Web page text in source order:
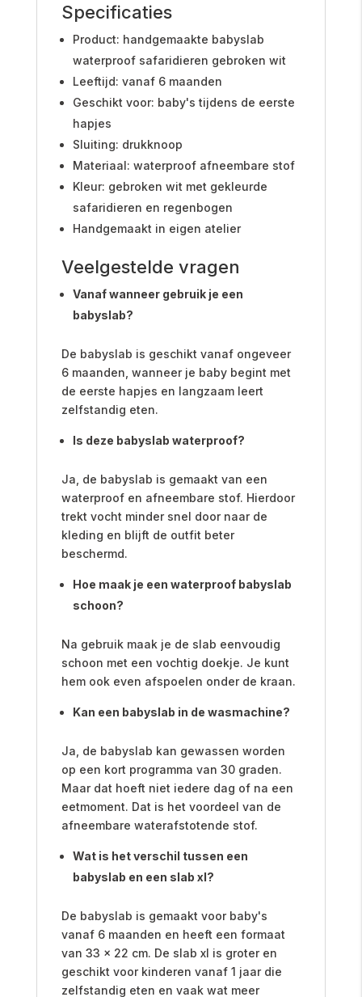
Specificaties
Product: handgemaakte babyslab
waterproof safaridieren gebroken wit
Leeftijd: vanaf 6 maanden
Geschikt voor: baby's tijdens de eerste
hapjes
Sluiting: drukknoop
Materiaal: waterproof afneembare stof
Kleur: gebroken wit met gekleurde
safaridieren en regenbogen
Handgemaakt in eigen atelier
Veelgestelde vragen
Vanaf wanneer gebruik je een
babyslab?
De babyslab is geschikt vanaf ongeveer
6 maanden, wanneer je baby begint met
de eerste hapjes en langzaam leert
zelfstandig eten.
Is deze babyslab waterproof?
Ja, de babyslab is gemaakt van een
waterproof en afneembare stof. Hierdoor
trekt vocht minder snel door naar de
kleding en blijft de outfit beter
beschermd.
Hoe maak je een waterproof babyslab
schoon?
Na gebruik maak je de slab eenvoudig
schoon met een vochtig doekje. Je kunt
hem ook even afspoelen onder de kraan.
Kan een babyslab in de wasmachine?
Ja, de babyslab kan gewassen worden
op een kort programma van 30 graden.
Maar dat hoeft niet iedere dag of na een
eetmoment. Dat is het voordeel van de
afneembare waterafstotende stof.
Wat is het verschil tussen een
babyslab en een slab xl?
De babyslab is gemaakt voor baby's
vanaf 6 maanden en heeft een formaat
van 33 x 22 cm. De slab xl is groter en
geschikt voor kinderen vanaf 1 jaar die
zelfstandig eten en vaak wat meer